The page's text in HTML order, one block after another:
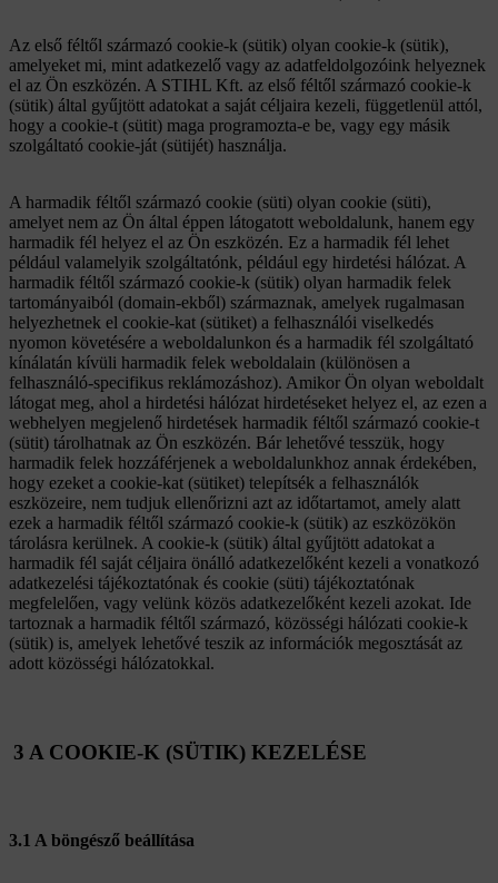
Az első féltől származó cookie-k (sütik) olyan cookie-k (sütik),
amelyeket mi, mint adatkezelő vagy az adatfeldolgozóink helyeznek
el az Ön eszközén. A STIHL Kft. az első féltől származó cookie-k
(sütik) által gyűjtött adatokat a saját céljaira kezeli, függetlenül attól,
hogy a cookie-t (sütit) maga programozta-e be, vagy egy másik
szolgáltató cookie-ját (sütijét) használja.
A harmadik féltől származó cookie (süti) olyan cookie (süti),
amelyet nem az Ön által éppen látogatott weboldalunk, hanem egy
harmadik fél helyez el az Ön eszközén. Ez a harmadik fél lehet
például valamelyik szolgáltatónk, például egy hirdetési hálózat. A
harmadik féltől származó cookie-k (sütik) olyan harmadik felek
tartományaiból (domain-ekből) származnak, amelyek rugalmasan
helyezhetnek el cookie-kat (sütiket) a felhasználói viselkedés
nyomon követésére a weboldalunkon és a harmadik fél szolgáltató
kínálatán kívüli harmadik felek weboldalain (különösen a
felhasználó-specifikus reklámozáshoz). Amikor Ön olyan weboldalt
látogat meg, ahol a hirdetési hálózat hirdetéseket helyez el, az ezen a
webhelyen megjelenő hirdetések harmadik féltől származó cookie-t
(sütit) tárolhatnak az Ön eszközén. Bár lehetővé tesszük, hogy
harmadik felek hozzáférjenek a weboldalunkhoz annak érdekében,
hogy ezeket a cookie-kat (sütiket) telepítsék a felhasználók
eszközeire, nem tudjuk ellenőrizni azt az időtartamot, amely alatt
ezek a harmadik féltől származó cookie-k (sütik) az eszközökön
tárolásra kerülnek. A cookie-k (sütik) által gyűjtött adatokat a
harmadik fél saját céljaira önálló adatkezelőként kezeli a vonatkozó
adatkezelési tájékoztatónak és cookie (süti) tájékoztatónak
megfelelően, vagy velünk közös adatkezelőként kezeli azokat. Ide
tartoznak a harmadik féltől származó, közösségi hálózati cookie-k
(sütik) is, amelyek lehetővé teszik az információk megosztását az
adott közösségi hálózatokkal.
3 A COOKIE-K (SÜTIK) KEZELÉSE
3.1 A böngésző beállítása